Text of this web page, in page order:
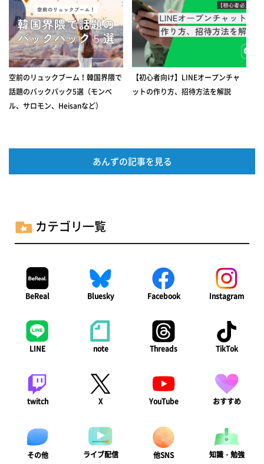
空前のリュックブーム！韓国界隈で
話題のバックパック5選（モンベ
ル、サロモン、Heisanなど）
【初心者向け】LINEオープンチャ
ットの作り方、招待方法を解説
あんずの記事を見る
カテゴリ一覧
BeReal Bluesky Facebook Instagram
LINE note Threads TikTok
twitch X YouTube おすすめ
その他 ライブ配信 他SNS 知識・勉強